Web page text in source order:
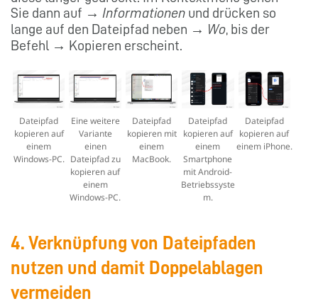
Sie dann auf → Informationen und drücken so
lange auf den Dateipfad neben → Wo, bis der
Befehl → Kopieren erscheint.
Dateipfad
kopieren auf
einem
Windows-PC.
Eine weitere
Variante
einen
Dateipfad zu
kopieren auf
einem
Windows-PC.
Dateipfad
kopieren mit
einem
MacBook.
Dateipfad
kopieren auf
einem
Smartphone
mit Android-
Betriebssyste
m.
Dateipfad
kopieren auf
einem iPhone.
4. Verknüpfung von Dateipfaden
nutzen und damit Doppelablagen
vermeiden